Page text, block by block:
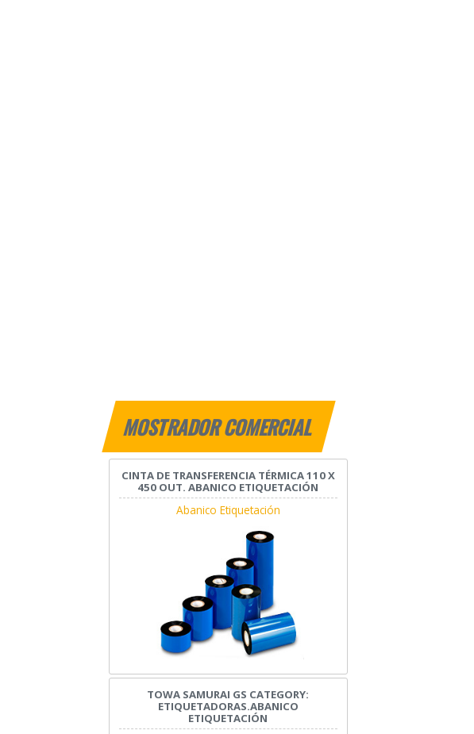
MOSTRADOR COMERCIAL
CINTA DE TRANSFERENCIA TÉRMICA 110 X
450 OUT. ABANICO ETIQUETACIÓN
Abanico Etiquetación
TOWA SAMURAI GS CATEGORY:
ETIQUETADORAS.ABANICO
ETIQUETACIÓN